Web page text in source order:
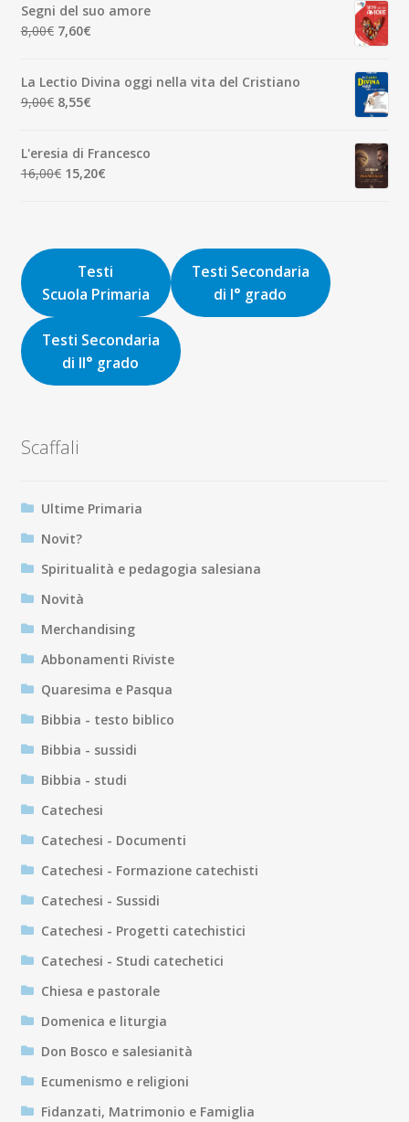
era:
1,90€.
è:
1,81€.
Segni del suo amore
8,00€ Il
era:
8,00€.
7,60€Il
è:
7,60€.
La Lectio Divina oggi nella vita del Cristiano
9,00€ Il
era:
9,00€.
8,55€Il
è:
8,55€.
L'eresia di Francesco
16,00€ Il
16,00€.
15,20€Il
15,20€.
Testi
Scuola Primaria
Testi Secondaria
di I° grado
Testi Secondaria
di II° grado
Scaffali
Ultime Primaria
Novit?
Spiritualità e pedagogia salesiana
Novità
Merchandising
Abbonamenti Riviste
Quaresima e Pasqua
Bibbia - testo biblico
Bibbia - sussidi
Bibbia - studi
Catechesi
Catechesi - Documenti
Catechesi - Formazione catechisti
Catechesi - Sussidi
Catechesi - Progetti catechistici
Catechesi - Studi catechetici
Chiesa e pastorale
Domenica e liturgia
Don Bosco e salesianità
Ecumenismo e religioni
Fidanzati, Matrimonio e Famiglia